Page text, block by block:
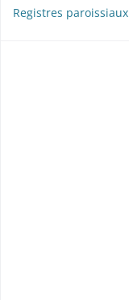
Registres paroissiaux